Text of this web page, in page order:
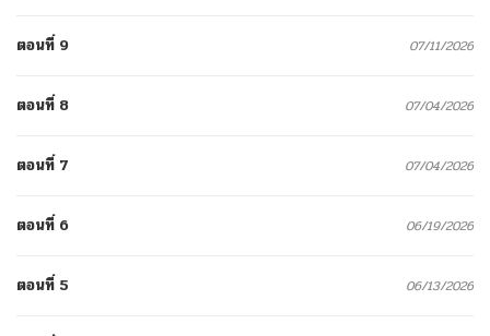
ตอนที่ 9 07/11/2026
ตอนที่ 8 07/04/2026
ตอนที่ 7 07/04/2026
ตอนที่ 6 06/19/2026
ตอนที่ 5 06/13/2026